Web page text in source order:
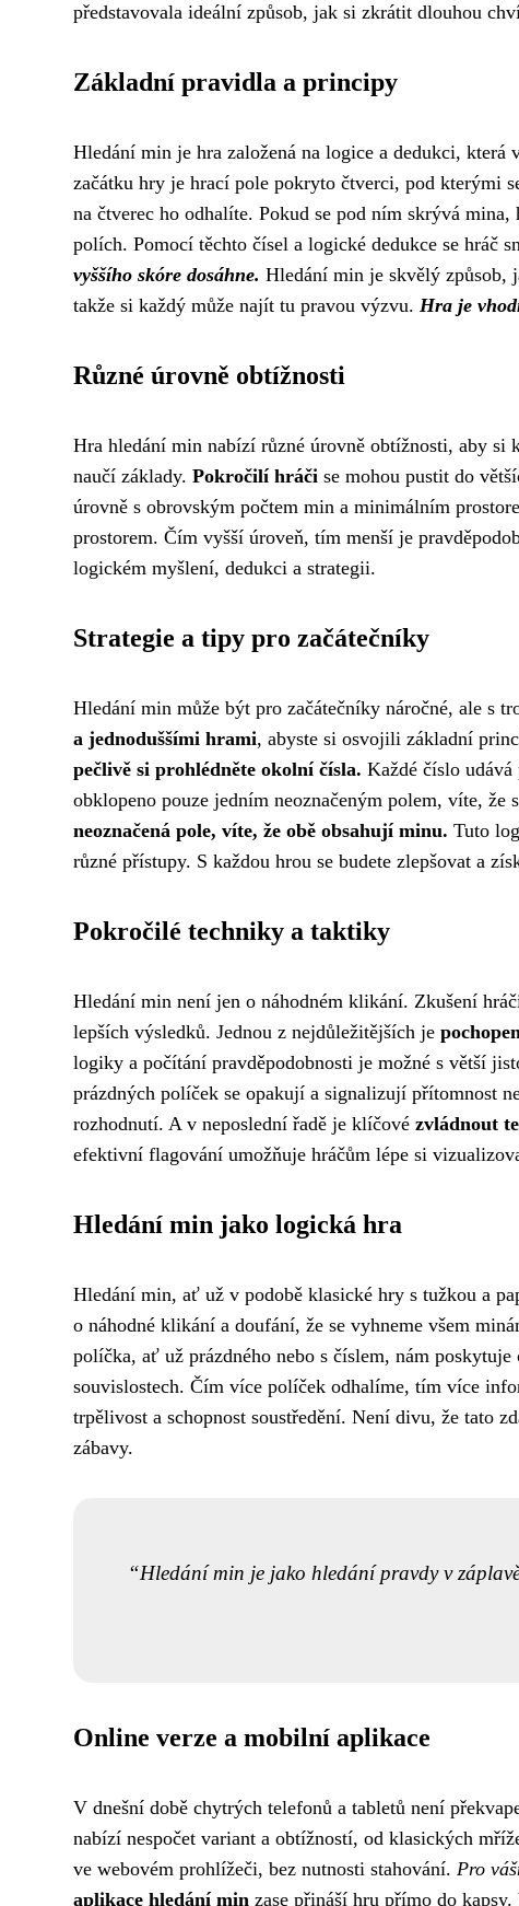
představovala ideální způsob, jak si zkrátit dlouhou
Základní pravidla a principy
Hledání min je hra založená na logice a dedukci,
začátku hry je hrací pole pokryto čtverci, pod kterými
na čtverec ho odhalíte. Pokud se pod ním skrývá
polích. Pomocí těchto čísel a logické dedukce se hráč
vyššího skóre dosáhne. Hledání min je skvělý způsob,
takže si každý může najít tu pravou výzvu. Hra je
Různé úrovně obtížnosti
Hra hledání min nabízí různé úrovně obtížnosti, aby si
naučí základy. Pokročilí hráči se mohou pustit do
úrovně s obrovským počtem min a minimálním
prostorem. Čím vyšší úroveň, tím menší je
logickém myšlení, dedukci a strategii.
Strategie a tipy pro začátečníky
Hledání min může být pro začátečníky náročné, ale s
a jednoduššími hrami, abyste si osvojili základní
pečlivě si prohlédněte okolní čísla. Každé číslo
obklopeno pouze jedním neoznačeným polem, víte,
neoznačená pole, víte, že obě obsahují minu. Tuto
různé přístupy. S každou hrou se budete zlepšovat a
Pokročilé techniky a taktiky
Hledání min není jen o náhodném klikání. Zkušení
lepších výsledků. Jednou z nejdůležitějších je
logiky a počítání pravděpodobnosti je možné s větší
prázdných políček se opakují a signalizují přítomnost
rozhodnutí. A v neposlední řadě je klíčové zvládnout
efektivní flagování umožňuje hráčům lépe si
Hledání min jako logická hra
Hledání min, ať už v podobě klasické hry s tužkou a
o náhodné klikání a doufání, že se vyhneme všem
políčka, ať už prázdného nebo s číslem, nám
souvislostech. Čím více políček odhalíme, tím více
trpělivost a schopnost soustředění. Není divu, že tato
zábavy.
Hledání min je jako hledání pravdy v
Online verze a mobilní aplikace
V dnešní době chytrých telefonů a tabletů není
nabízí nespočet variant a obtížností, od klasických
ve webovém prohlížeči, bez nutnosti stahování. Pro
aplikace hledání min zase přináší hru přímo do